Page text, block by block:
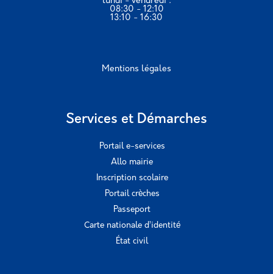
08:30 - 12:10
13:10 - 16:30
Mentions légales
Services et Démarches
Portail e-services
Allo mairie
Inscription scolaire
Portail crèches
Passeport
Carte nationale d’identité
État civil